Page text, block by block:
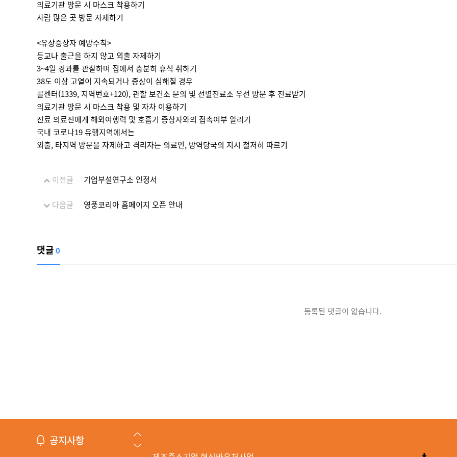
의료기관 방문 시 마스크 착용하기
사람 많은 곳 방문 자제하기
<유상증상자 예방수칙>
등교나 출근을 하지 않고 외출 자제하기
3~4일 경과를 관찰하며 집에서 충분히 휴식 취하기
38도 이상 고열이 지속되거나 증상이 심해질 경우
콜센터(1339, 지역번호+120), 관할 보건소 문의 및 선별진료소 우선 방문 후 진료받기
의료기관 방문 시 마스크 착용 및 자차 이용하기
진료 의료진에게 해외여행력 및 호흡기 증상자와의 접촉여부 알리기
국내 코로나19 유행지역에서는
외출, 타지역 방문을 자제하고 격리자는 의료인, 방역당국의 지시 철저히 따르기
이전글 기업부설연구소 인정서
다음글 영풍코리아 홈페이지 오픈 안내
댓글0
등록된 댓글이 없습니다.
공지사항